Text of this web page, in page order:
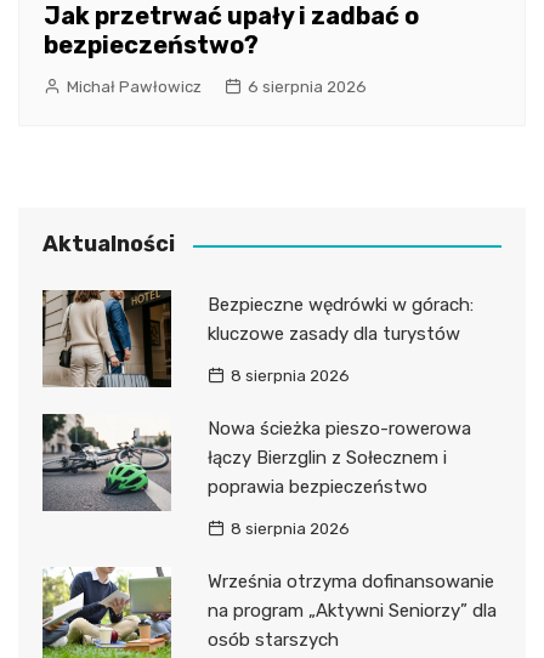
Jak przetrwać upały i zadbać o
bezpieczeństwo?
Michał Pawłowicz 6 sierpnia 2026
Aktualności
Bezpieczne wędrówki w górach:
kluczowe zasady dla turystów
8 sierpnia 2026
Nowa ścieżka pieszo-rowerowa
łączy Bierzglin z Sołecznem i
poprawia bezpieczeństwo
8 sierpnia 2026
Września otrzyma dofinansowanie
na program „Aktywni Seniorzy” dla
osób starszych